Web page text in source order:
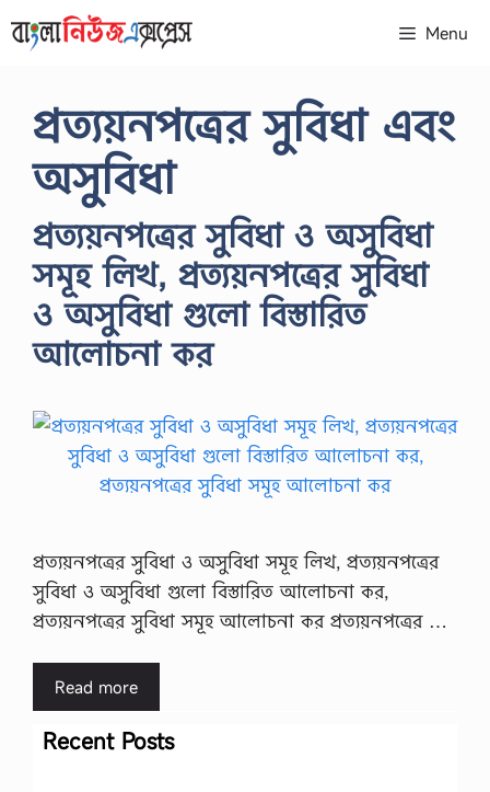
to
Menu
প্রত্যয়নপত্রের সুবিধা এবং
অসুবিধা
প্রত্যয়নপত্রের সুবিধা ও অসুবিধা
সমূহ লিখ, প্রত্যয়নপত্রের সুবিধা
ও অসুবিধা গুলো বিস্তারিত
আলোচনা কর
প্রত্যয়নপত্রের সুবিধা ও অসুবিধা সমূহ লিখ, প্রত্যয়নপত্রের
সুবিধা ও অসুবিধা গুলো বিস্তারিত আলোচনা কর,
প্রত্যয়নপত্রের সুবিধা সমূহ আলোচনা কর প্রত্যয়নপত্রের …
Read more
Recent Posts